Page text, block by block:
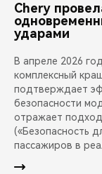
Chery
ударами
В апреле 2026
комплексный
подтверждает
безопасности
отражает
(«Безопасность
пассажиров в